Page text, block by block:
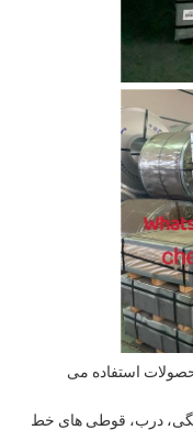
استفاده می
درب، قوطی های خط